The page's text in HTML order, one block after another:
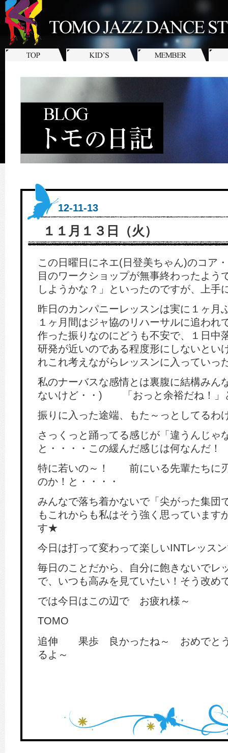
12-11-13
１１月１３日（火）
この日曜日にネエ(日登美ちゃん)のコア
目のワークショップが無事終わったよ
しようかな？」といったのですが、上手
昨日のカンパニーレッスンは実に１ヶ月
１ヶ月間はジャ協のリハーサルに追わ
作った振りなのにどうも不安で、１日中
研発が近いのである程度形にしないとい
れこれ考えながらレッスンに入っていっ
私のナーバスな感情とは裏腹に結構みん
ないけど・・) 「おっと余裕だね！」
振りに入った途端、もた～っとしてるわ
さっくっと踊ってる感じが「違うんじゃ
と・・・・この緩んだ感じは何なんだ！
特に若いの～！ 前にいる先輩たちに
のか！と・・・・
みんなで落ち着かないで「尖がった集
もこれからも私はそう強く思っていま
す★
今日は打って変わって楽しいINTレッス
毎日のことだから、自分に飽きないでレ
で、いつも高みを見ていたい！そう改め
では今日はこの辺で お疲れ様～
TOMO
追伸 果歩 良かったね～ おめでと
るよ～